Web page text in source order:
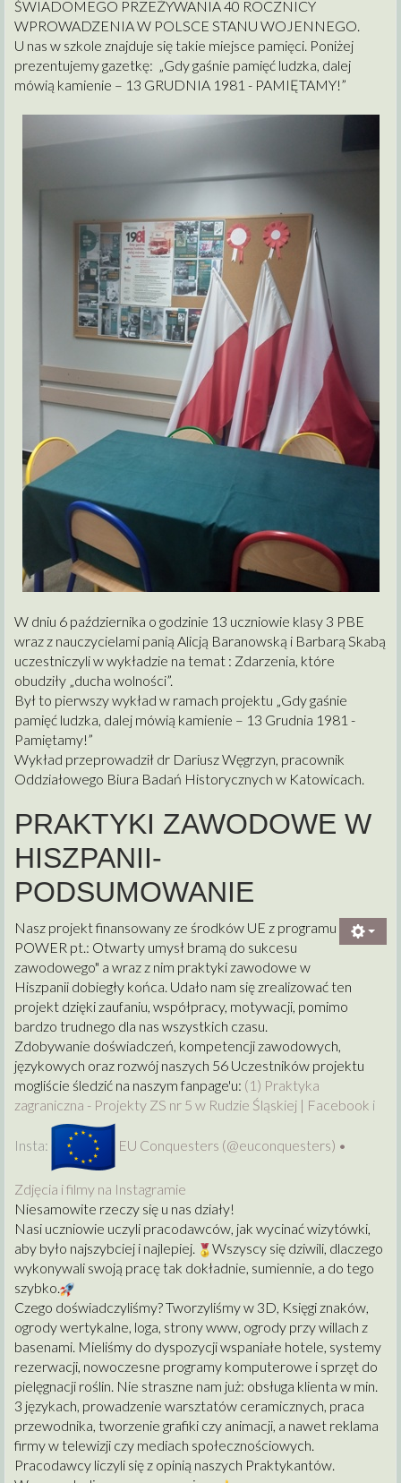
ŚWIADOMEGO PRZEŻYWANIA 40 ROCZNICY
WPROWADZENIA W POLSCE STANU WOJENNEGO.
U nas w szkole znajduje się takie miejsce pamięci. Poniżej
prezentujemy gazetkę: „Gdy gaśnie pamięć ludzka, dalej
mówią kamienie – 13 GRUDNIA 1981 - PAMIĘTAMY!”
W dniu 6 października o godzinie 13 uczniowie klasy 3 PBE
wraz z nauczycielami panią Alicją Baranowską i Barbarą Skabą
uczestniczyli w wykładzie na temat : Zdarzenia, które
obudziły „ducha wolności”.
Był to pierwszy wykład w ramach projektu „Gdy gaśnie
pamięć ludzka, dalej mówią kamienie – 13 Grudnia 1981 -
Pamiętamy!”
Wykład przeprowadził dr Dariusz Węgrzyn, pracownik
Oddziałowego Biura Badań Historycznych w Katowicach.
PRAKTYKI ZAWODOWE W
HISZPANII-
PODSUMOWANIE
Nasz projekt finansowany ze środków UE z programu
POWER pt.: Otwarty umysł bramą do sukcesu
zawodowego" a wraz z nim praktyki zawodowe w
Hiszpanii dobiegły końca. Udało nam się zrealizować ten
projekt dzięki zaufaniu, współpracy, motywacji, pomimo
bardzo trudnego dla nas wszystkich czasu.
Zdobywanie doświadczeń, kompetencji zawodowych,
językowych oraz rozwój naszych 56 Uczestników projektu
mogliście śledzić na naszym fanpage'u: (1) Praktyka
zagraniczna - Projekty ZS nr 5 w Rudzie Śląskiej | Facebook i
Insta: EU Conquesters (@euconquesters) •
Zdjęcia i filmy na Instagramie
Niesamowite rzeczy się u nas działy!
Nasi uczniowie uczyli pracodawców, jak wycinać wizytówki,
aby było najszybciej i najlepiej.
Wszyscy się dziwili, dlaczego
wykonywali swoją pracę tak dokładnie, sumiennie, a do tego
szybko.
Czego doświadczyliśmy? Tworzyliśmy w 3D, Księgi znaków,
ogrody wertykalne, loga, strony www, ogrody przy willach z
basenami. Mieliśmy do dyspozycji wspaniałe hotele, systemy
rezerwacji, nowoczesne programy komputerowe i sprzęt do
pielęgnacji roślin. Nie straszne nam już: obsługa klienta w min.
3 językach, prowadzenie warsztatów ceramicznych, praca
przewodnika, tworzenie grafiki czy animacji, a nawet reklama
firmy w telewizji czy mediach społecznościowych.
Pracodawcy liczyli się z opinią naszych Praktykantów.